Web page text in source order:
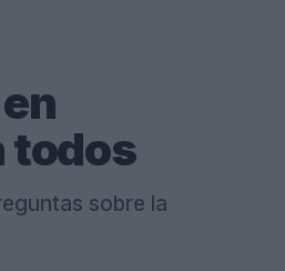
todos
sobre la